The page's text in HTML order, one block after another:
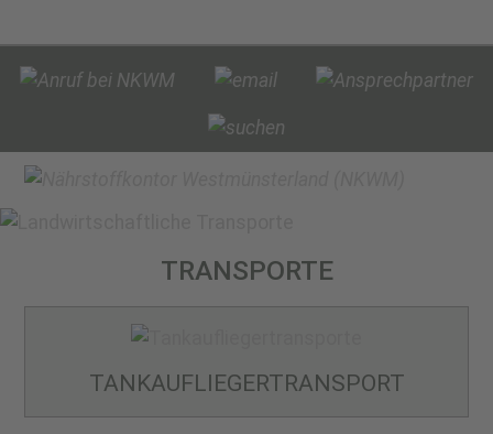
TRANSPORTE
TANKAUFLIEGER­TRANSPORT